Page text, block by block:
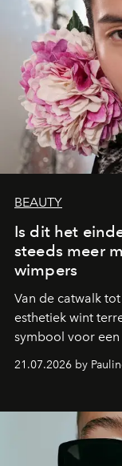
BEAUTY
Is dit het
steeds meer
wimpers
Van de catwalk
esthetiek wint
symbool voor
aan make-up.
21.07.2026 by